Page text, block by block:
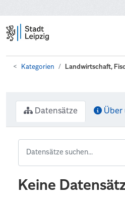
Kategorien Landwirtschaft,
Datensätze Über
Keine